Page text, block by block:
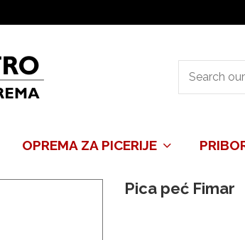
OPREMA ZA PICERIJE
Pica peć Fimar